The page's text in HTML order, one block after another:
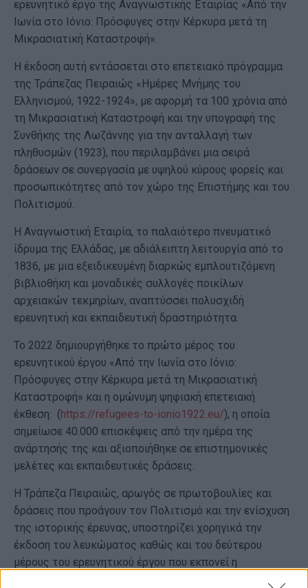
ερευνητικό έργο της Αναγνωστικής Εταιρίας «Από την
Ιωνία στο Ιόνιο: Πρόσφυγες στην Κέρκυρα μετά τη
Μικρασιατική Καταστροφή».
Η έκδοση αυτή εντάσσεται στο επετειακό πρόγραμμα
της Τράπεζας Πειραιώς «Ημέρες Μνήμης του
Ελληνισμού, 1922-1924», με αφορμή τα 100 χρόνια από
τη Μικρασιατική Καταστροφή και την υπογραφή της
Συνθήκης της Λωζάννης για την ανταλλαγή των
πληθυσμών (1923), που περιλαμβάνει μια σειρά
δράσεων σε συνεργασία με υψηλού κύρους φορείς και
προσωπικότητες από τον χώρο της Επιστήμης και του
Πολιτισμού.
Η Αναγνωστική Εταιρία, το παλαιότερο πνευματικό
ίδρυμα της Ελλάδας, με αδιάλειπτη λειτουργία από το
1836, με μια εξειδικευμένη διαρκώς εμπλουτιζόμενη
βιβλιοθήκη και μοναδικές συλλογές ποικίλων
αρχειακών τεκμηρίων, αναπτύσσει πολυσχιδή
ερευνητική και εκπαιδευτική δραστηριότητα.
Το 2022 δημιουργήθηκε το πρώτο μέρος του
ερευνητικού έργου «Από την Ιωνία στο Ιόνιο:
Πρόσφυγες στην Κέρκυρα μετά τη Μικρασιατική
Καταστροφή» και η ομώνυμη ψηφιακή επετειακή
έκθεση: (https://refugees-to-ionio1922.eu/), η οποία
σημείωσε 40.000 επισκέψεις από την ημέρα της
ανάρτησής της και αξιοποιήθηκε σε επιστημονικές
μελέτες και εκπαιδευτικές δράσεις.
Η Τράπεζα Πειραιώς, αρωγός σε πρωτοβουλίες και
δράσεις που προάγουν τον Πολιτισμό και την ενίσχυση
της ιστορικής έρευνας, υποστηρίζει χορηγικά την
έκδοση του λευκώματος καθώς και του δεύτερου
μέρους του ερευνητικού έργου που εκπονεί η